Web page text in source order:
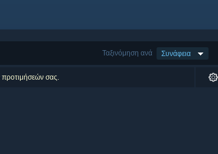
Ταξινόμηση ανά Συνάφεια
προτιμήσεών σας.